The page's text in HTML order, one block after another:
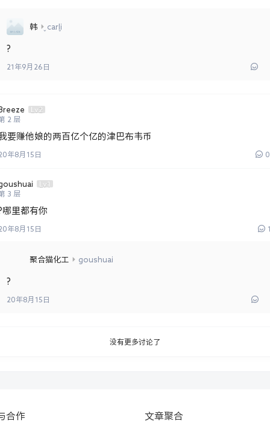
韩 carli
?
21年9月26日
Lv2
2 层
要赚他娘的两百亿个亿的津巴布韦币
年8月15日 0
Lv1
3 层
哪里都有你
年8月15日 1
聚合猫化工 goushuai
?
20年8月15日
没有更多讨论了
合作 文章聚合